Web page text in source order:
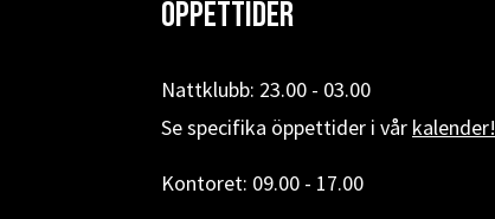
Öppettider
Nattklubb: 23.00 - 03.00
Se specifika öppettider i vår kalender!
Kontoret: 09.00 - 17.00